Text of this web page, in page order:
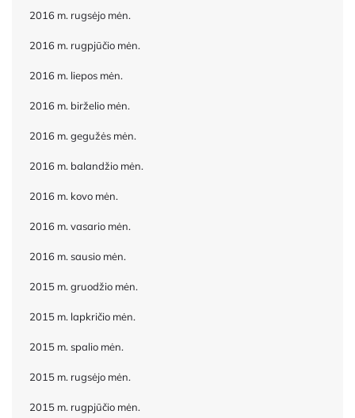
2016 m. rugsėjo mėn.
2016 m. rugpjūčio mėn.
2016 m. liepos mėn.
2016 m. birželio mėn.
2016 m. gegužės mėn.
2016 m. balandžio mėn.
2016 m. kovo mėn.
2016 m. vasario mėn.
2016 m. sausio mėn.
2015 m. gruodžio mėn.
2015 m. lapkričio mėn.
2015 m. spalio mėn.
2015 m. rugsėjo mėn.
2015 m. rugpjūčio mėn.